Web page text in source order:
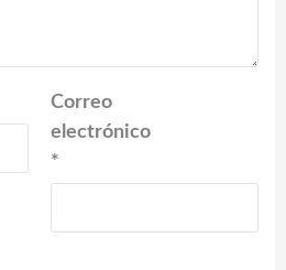
Correo
electrónico
*